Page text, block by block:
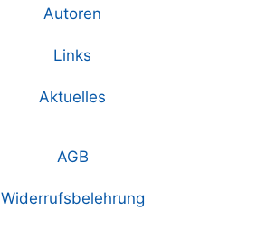
Autoren
Links
Aktuelles
AGB
Widerrufsbelehrung